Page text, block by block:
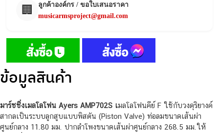
🏢
ลูกค้าองค์กร / ขอใบเสนอราคา
musicarmsproject@gmail.com
ข้อมูลสินค้า
มาร์ชชิ่งเมลโลโฟน Ayers AMP702S เมลโลโฟนคีย์ F ใช้กับวงดุริยางค์
สากลเป็นระบบลูกสูบแบบพิสตัน (Piston Valve) ท่อลมขนาดเส้นผ่า
ศูนย์กลาง 11.80 มม. ปากลำโพงขนาดเส้นผ่าศูนย์กลาง 268.5 มม.ให้